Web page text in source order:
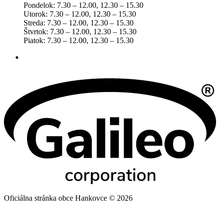
Pondelok: 7.30 – 12.00, 12.30 – 15.30
Utorok: 7.30 – 12.00, 12.30 – 15.30
Streda: 7.30 – 12.00, 12.30 – 15.30
Štvrtok: 7.30 – 12.00, 12.30 – 15.30
Piatok: 7.30 – 12.00, 12.30 – 15.30
Oficiálna stránka obce Hankovce © 2026